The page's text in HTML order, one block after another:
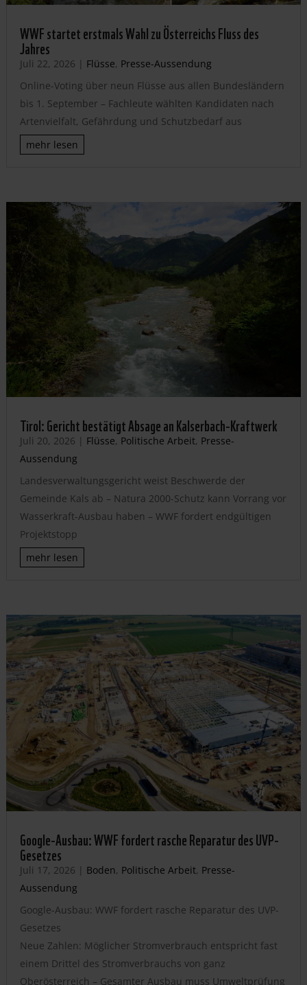
WWF startet erstmals Wahl zu Österreichs Fluss des
Jahres
Juli 22, 2026 | Flüsse, Presse-Aussendung
Online-Voting über neun Flüsse aus allen Bundesländern
bis 1. September – Fachleute wählten Kandidaten nach
Artenvielfalt, Gefährdung und Schutzbedarf aus
mehr lesen
Tirol: Gericht bestätigt Absage an Kalserbach-Kraftwerk
Juli 20, 2026 | Flüsse, Politische Arbeit, Presse-
Aussendung
Landesverwaltungsgericht weist Beschwerde der
Gemeinde Kals ab – Natura 2000-Schutz kann Vorrang vor
Wasserkraft-Ausbau haben – WWF fordert endgültigen
Projektstopp
mehr lesen
Google-Ausbau: WWF fordert rasche Reparatur des UVP-
Gesetzes
Juli 17, 2026 | Boden, Politische Arbeit, Presse-
Aussendung
Google-Ausbau: WWF fordert rasche Reparatur des UVP-
Gesetzes
Neue Zahlen: Möglicher Stromverbrauch entspricht fast
einem Drittel des Stromverbrauchs von ganz
Oberösterreich – Gesamter Ausbau muss Umweltprüfung